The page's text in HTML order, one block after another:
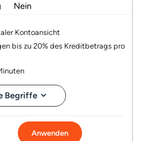
Nein
Kontoansicht
bis zu 20% des Kreditbetrags pro
Begriffe
Anwenden